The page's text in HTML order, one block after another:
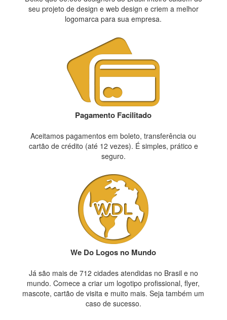
seu projeto de design e web design e criem a melhor
logomarca para sua empresa.
Pagamento Facilitado
Aceitamos pagamentos em boleto, transferência ou
cartão de crédito (até 12 vezes). É simples, prático e
seguro.
We Do Logos no Mundo
Já são mais de 712 cidades atendidas no Brasil e no
mundo. Comece a criar um logotipo profissional, flyer,
mascote, cartão de visita e muito mais. Seja também um
caso de sucesso.